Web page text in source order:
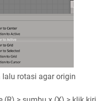
rotasi agar origin